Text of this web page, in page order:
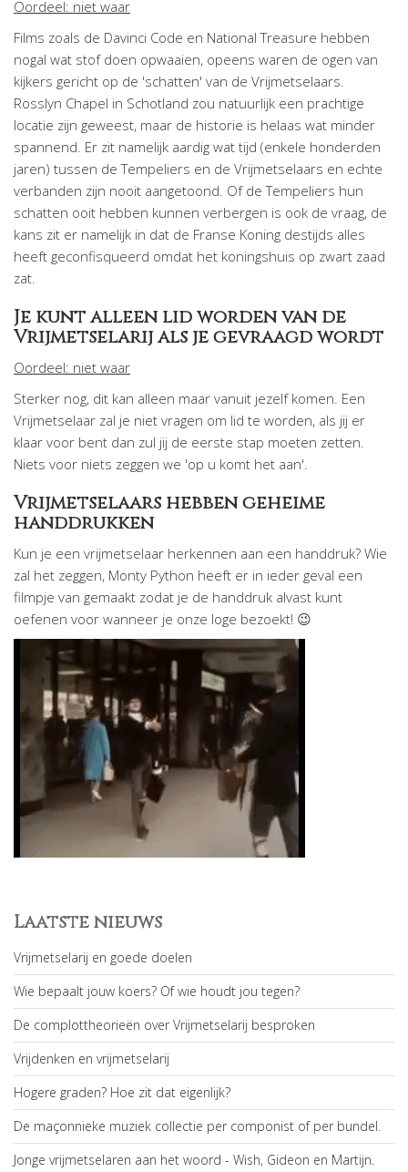
Oordeel: niet waar
Films zoals de Davinci Code en National Treasure hebben
nogal wat stof doen opwaaien, opeens waren de ogen van
kijkers gericht op de 'schatten' van de Vrijmetselaars.
Rosslyn Chapel in Schotland zou natuurlijk een prachtige
locatie zijn geweest, maar de historie is helaas wat minder
spannend. Er zit namelijk aardig wat tijd (enkele honderden
jaren) tussen de Tempeliers en de Vrijmetselaars en echte
verbanden zijn nooit aangetoond. Of de Tempeliers hun
schatten ooit hebben kunnen verbergen is ook de vraag, de
kans zit er namelijk in dat de Franse Koning destijds alles
heeft geconfisqueerd omdat het koningshuis op zwart zaad
zat.
Je kunt alleen lid worden van de
Vrijmetselarij als je gevraagd wordt
Oordeel: niet waar
Sterker nog, dit kan alleen maar vanuit jezelf komen. Een
Vrijmetselaar zal je niet vragen om lid te worden, als jij er
klaar voor bent dan zul jij de eerste stap moeten zetten.
Niets voor niets zeggen we 'op u komt het aan'.
Vrijmetselaars hebben geheime
handdrukken
Kun je een vrijmetselaar herkennen aan een handdruk? Wie
zal het zeggen, Monty Python heeft er in ieder geval een
filmpje van gemaakt zodat je de handdruk alvast kunt
oefenen voor wanneer je onze loge bezoekt! 😉
Laatste nieuws
Vrijmetselarij en goede doelen
Wie bepaalt jouw koers? Of wie houdt jou tegen?
De complottheorieën over Vrijmetselarij besproken
Vrijdenken en vrijmetselarij
Hogere graden? Hoe zit dat eigenlijk?
De maçonnieke muziek collectie per componist of per bundel.
Jonge vrijmetselaren aan het woord - Wish, Gideon en Martijn.